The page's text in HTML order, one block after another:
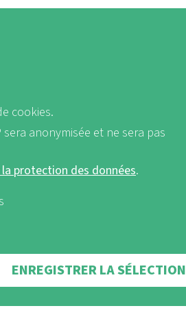
cookies.
anonymisée et ne sera pas
protection des données.
ENREGISTRER LA SÉLECTION